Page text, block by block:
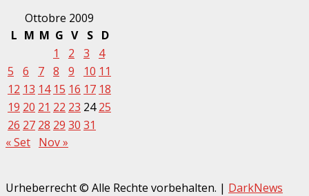
Ottobre 2009
L M M G V S
D
1
2 3
4
5
6 7 8 9 10 11
12 13 14 15 16 17 18
19 20 21 22 23 24 25
26 27 28 29 30 31
« Set Nov »
Urheberrecht © Alle Rechte vorbehalten. | DarkNews